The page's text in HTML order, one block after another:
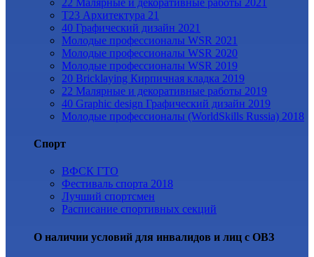
Т23 Архитектура 21
40 Графический дизайн 2021
Молодые профессионалы WSR 2021
Молодые профессионалы WSR 2020
Молодые профессионалы WSR 2019
20 Bricklaying Кирпичная кладка 2019
22 Малярные и декоративные работы 2019
40 Graphic design Графический дизайн 2019
Молодые профессионалы (WorldSkills Russia) 2018
Спорт
ВФСК ГТО
Фестиваль спорта 2018
Лучший спортсмен
Расписание спортивных секций
О наличии условий для инвалидов и лиц с ОВЗ